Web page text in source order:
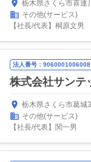
栃木県さくら市喜連
その他(サービス)
【社長/代表】桐原文男
法人番号：9060001006008
株式会社サンテ
栃木県さくら市葛城
その他(サービス)
【社長/代表】関一男